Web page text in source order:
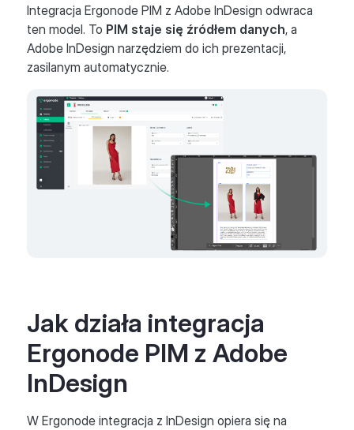
Integracja Ergonode PIM z Adobe InDesign odwraca
ten model. To PIM staje się źródłem danych, a
Adobe InDesign narzędziem do ich prezentacji,
zasilanym automatycznie.
Jak działa integracja
Ergonode PIM z Adobe
InDesign
W Ergonode integracja z InDesign opiera się na